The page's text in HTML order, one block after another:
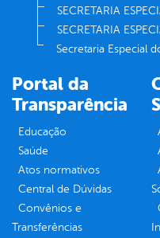
SECRETARIA
SECRETARIA
Secretaria Especial
Portal da
Transparência
Educação
Saúde
Atos normativos
Central de Dúvidas
Convênios e
Transferências